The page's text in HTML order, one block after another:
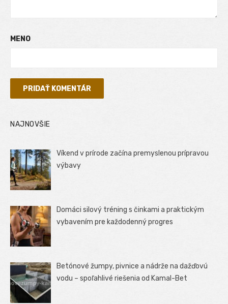
MENO
NAJNOVŠIE
Víkend v prírode začína premyslenou prípravou
výbavy
Domáci silový tréning s činkami a praktickým
vybavením pre každodenný progres
Betónové žumpy, pivnice a nádrže na dažďovú
vodu – spoľahlivé riešenia od Kamal-Bet